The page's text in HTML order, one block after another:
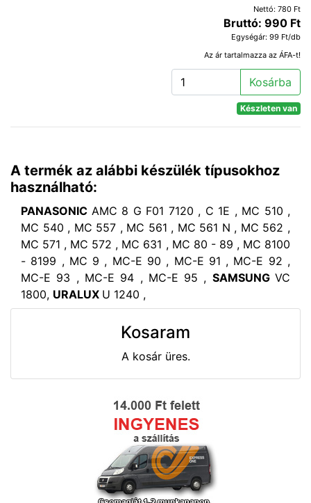
Nettó: 780 Ft
Bruttó: 990 Ft
Egységár: 99 Ft/db
Az ár tartalmazza az ÁFA-t!
Kosárba
Készleten van
A termék az alábbi készülék típusokhoz
használható:
PANASONIC AMC 8 G F01 7120 , C 1E , MC 510 ,
MC 540 , MC 557 , MC 561 , MC 561 N , MC 562 ,
MC 571 , MC 572 , MC 631 , MC 80 - 89 , MC 8100
- 8199 , MC 9 , MC-E 90 , MC-E 91 , MC-E 92 ,
MC-E 93 , MC-E 94 , MC-E 95 , SAMSUNGVC
1800, URALUX U 1240 ,
Kosaram
A kosár üres.